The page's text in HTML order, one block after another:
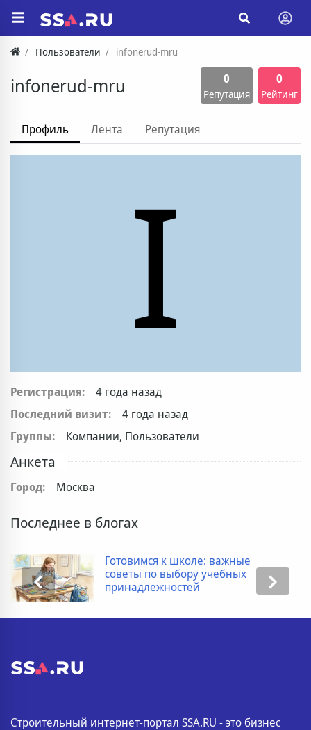
Пользователи infonerud-mru
infonerud-mru 0
Репутация
0
Рейтинг
Профиль Лента Репутация
I
Регистрация:
4 года назад
Последний визит:
4 года назад
Группы:
Компании, Пользователи
Анкета
Город: Москва
Последнее в блогах
Готовимся к школе: важные
советы по выбору учебных
принадлежностей
Строительный интернет-портал SSA.RU - это бизнес